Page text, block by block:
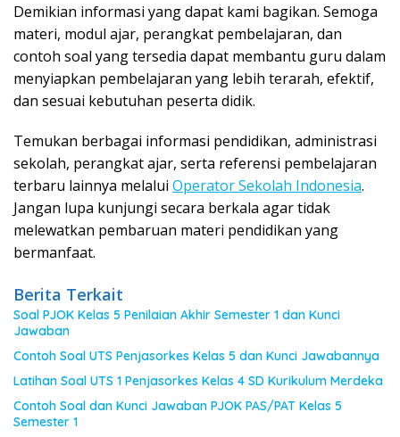
Demikian informasi yang dapat kami bagikan. Semoga
materi, modul ajar, perangkat pembelajaran, dan
contoh soal yang tersedia dapat membantu guru dalam
menyiapkan pembelajaran yang lebih terarah, efektif,
dan sesuai kebutuhan peserta didik.
Temukan berbagai informasi pendidikan, administrasi
sekolah, perangkat ajar, serta referensi pembelajaran
terbaru lainnya melalui Operator Sekolah Indonesia.
Jangan lupa kunjungi secara berkala agar tidak
melewatkan pembaruan materi pendidikan yang
bermanfaat.
Berita Terkait
Soal PJOK Kelas 5 Penilaian Akhir Semester 1 dan Kunci
Jawaban
Contoh Soal UTS Penjasorkes Kelas 5 dan Kunci Jawabannya
Latihan Soal UTS 1 Penjasorkes Kelas 4 SD Kurikulum Merdeka
Contoh Soal dan Kunci Jawaban PJOK PAS/PAT Kelas 5
Semester 1